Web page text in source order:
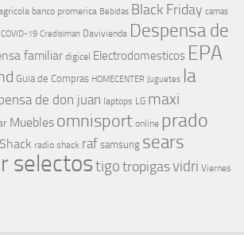
banco promerica Bebidas Black Friday camas
COVID-19 Credisiman Davivienda Despensa de
familiar digicel Electrodomesticos EPA
Guia de Compras HOMECENTER Juguetes la
de don juan laptops LG maxi
Muebles omnisport online prado
radio shack raf samsung sears
selectostigotropigasvidri Viernes